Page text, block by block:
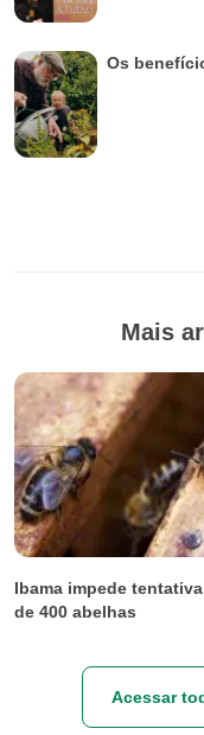
Os
Mais
Ibama impede
de 400 abelhas
Acessar